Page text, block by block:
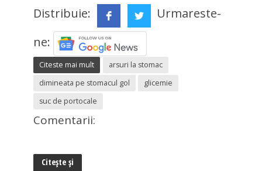
Distribuie:
Urmareste-
ne:
Citeste mai mult
arsuri la stomac
dimineata pe stomacul gol
glicemie
suc de portocale
Comentarii:
Citește și